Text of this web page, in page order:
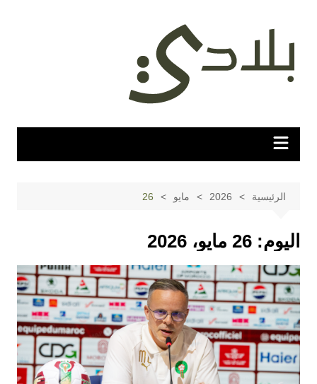
المحتوى
الرئيسية 2026 مايو 26
اليوم: 26 مايو، 2026